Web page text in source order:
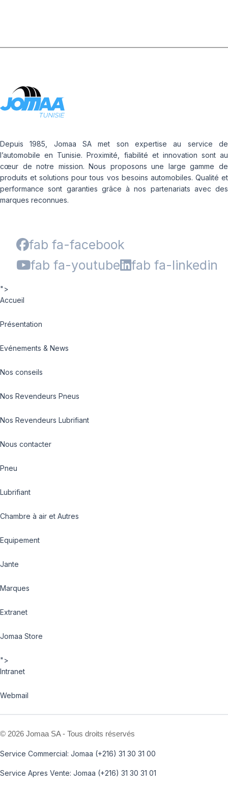
Depuis 1985, Jomaa SA met son expertise au service de
l’automobile en Tunisie. Proximité, fiabilité et innovation sont au
cœur de notre mission. Nous proposons une large gamme de
produits et solutions pour tous vos besoins automobiles. Qualité et
performance sont garanties grâce à nos partenariats avec des
marques reconnues.
fab fa-facebook
fab fa-youtube
fab fa-linkedin
">
Accueil
Présentation
Evénements & News
Nos conseils
Nos Revendeurs Pneus
Nos Revendeurs Lubrifiant
Nous contacter
Pneu
Lubrifiant
Chambre à air et Autres
Equipement
Jante
Marques
Extranet
Jomaa Store
">
Intranet
Webmail
© 2026 Jomaa SA - Tous droits réservés
Service Commercial: Jomaa (+216) 31 30 31 00
Service Apres Vente: Jomaa (+216) 31 30 31 01